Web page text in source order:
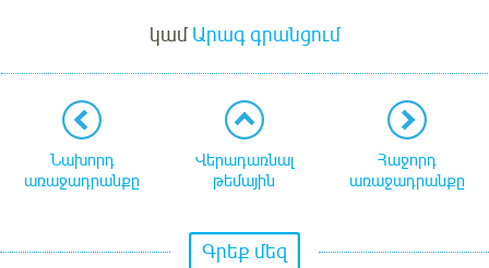
կամԱրագ գրանցում
Նախորդ
առաջադրանքը
Վերադառնալ
թեմային
Հաջորդ
առաջադրանքը
Գրեք մեզ